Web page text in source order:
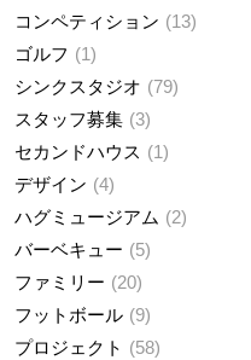
コンペティション
13
ゴルフ
1
シンクスタジオ
79
スタッフ募集 3
セカンドハウス
1
デザイン
4
ハグミュージアム
2
バーベキュー
5
ファミリー
20
フットボール
9
プロジェクト
58